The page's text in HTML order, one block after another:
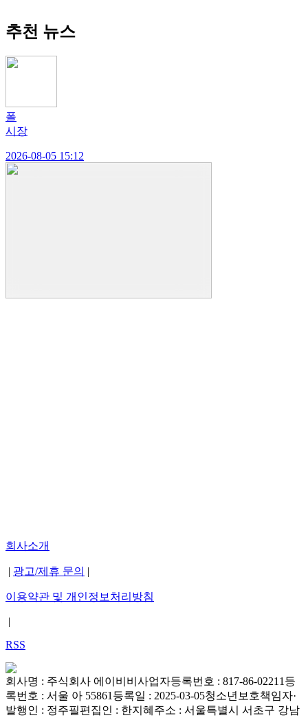
추천 뉴스
폴
시장
2026-08-05 15:12
회사소개
광고/제휴 문의
이용약관 및 개인정보처리방침
RSS
회사명 : 주식회사 에이비비 사업자등록번호 : 817-86-02211등
록번호 : 서울 아 55861등록일 : 2025-03-05청소년보호책임자·
발행인 : 정주필편집인 : 한지혜 주소 : 서울특별시 서초구 강남